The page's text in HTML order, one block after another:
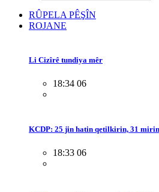
RÛPELA PÊŞÎN
ROJANE
Li Cizîrê tundiya mêr
18:34 06
KCDP: 25 jin hatin qetilkirin, 31
18:33 06